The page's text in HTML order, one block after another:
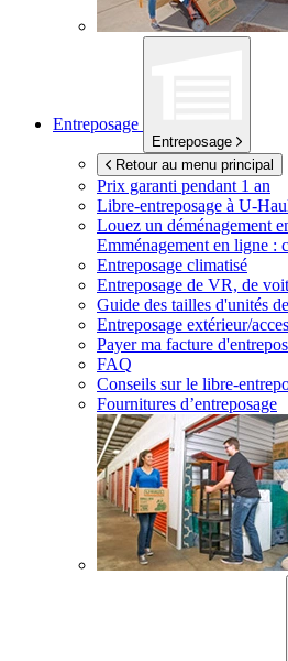
Entreposage
Entreposage
Retour au menu principal
Prix garanti pendant 1 an
Libre-entreposage à U-
Louez un déménagement
Emménagement en ligne :
Entreposage climatisé
Entreposage de VR, de
Guide des tailles d'unités
Entreposage extérieur/
Payer ma facture
FAQ
Conseils sur le libre-
Fournitures d’entreposage